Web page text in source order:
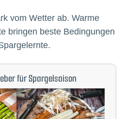
vom Wetter ab. Warme
bringen beste Bedingungen
für Spargelsaison